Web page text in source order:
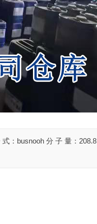
：busnooh 分 子 量：208.8